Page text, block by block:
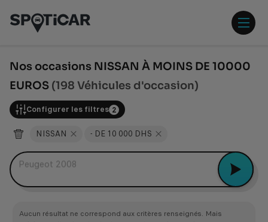
contenu
pied
Nos occasions NISSAN À MOINS DE 10000
EUROS (198 Véhicules d'occasion)
Configurer les filtres 2
NISSAN - DE 10 000 DHS
Peugeot 2008
Aucun résultat ne correspond aux critères renseignés. Mais